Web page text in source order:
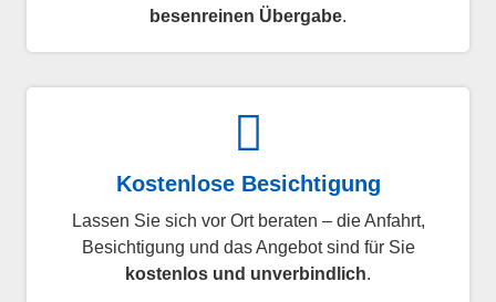
besenreinen Übergabe.
Kostenlose Besichtigung
Lassen Sie sich vor Ort beraten – die Anfahrt,
Besichtigung und das Angebot sind für Sie
kostenlos und unverbindlich.